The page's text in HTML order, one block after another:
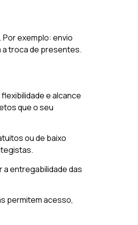
exemplo: envio
a troca de presentes.
e alcance
que o seu
ou de baixo
a entregabilidade das
permitem acesso,